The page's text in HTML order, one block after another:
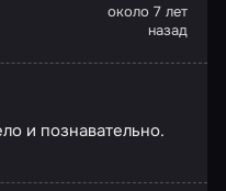
около 7 лет
назад
и познавательно.